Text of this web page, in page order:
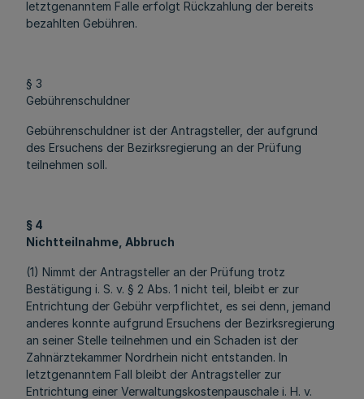
letztgenanntem Falle erfolgt Rückzahlung der bereits
bezahlten Gebühren.
§ 3
Gebührenschuldner
Gebührenschuldner ist der Antragsteller, der aufgrund
des Ersuchens der Bezirksregierung an der Prüfung
teilnehmen soll.
§ 4
Nichtteilnahme, Abbruch
(1) Nimmt der Antragsteller an der Prüfung trotz
Bestätigung i. S. v. § 2 Abs. 1 nicht teil, bleibt er zur
Entrichtung der Gebühr verpflichtet, es sei denn, jemand
anderes konnte aufgrund Ersuchens der Bezirksregierung
an seiner Stelle teilnehmen und ein Schaden ist der
Zahnärztekammer Nordrhein nicht entstanden. In
letztgenanntem Fall bleibt der Antragsteller zur
Entrichtung einer Verwaltungskostenpauschale i. H. v.